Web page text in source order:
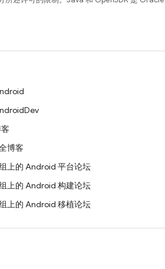
博客
上的 Android 平台论坛
上的 Android 构建论坛
上的 Android 移植论坛